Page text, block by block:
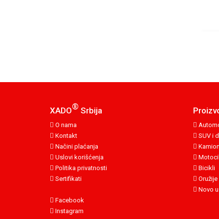
XADO® Srbija
O nama
Kontakt
Načini plaćanja
Uslovi korišćenja
Politika privatnosti
Sertifikati
Facebook
Instagram
SUV i
Bicikli
Oružije
Novo